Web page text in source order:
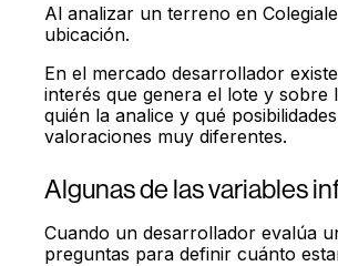
Al analizar un terreno en
ubicación.
En el mercado desarrollador
interés que genera el lote y sobre
quién la analice y qué
valoraciones muy diferentes.
Algunas de las variables
Cuando un desarrollador evalúa
preguntas para definir cuánto